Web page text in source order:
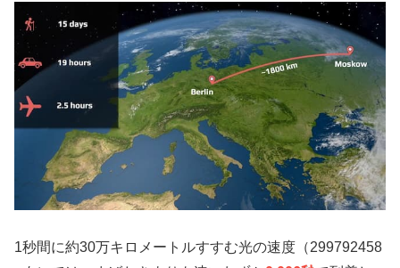
1秒間に約30万キロメートルすすむ光の速度（299792458